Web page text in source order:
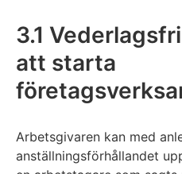
3.1
att starta
Arbetsgivaren kan med
anställningsförhållandet